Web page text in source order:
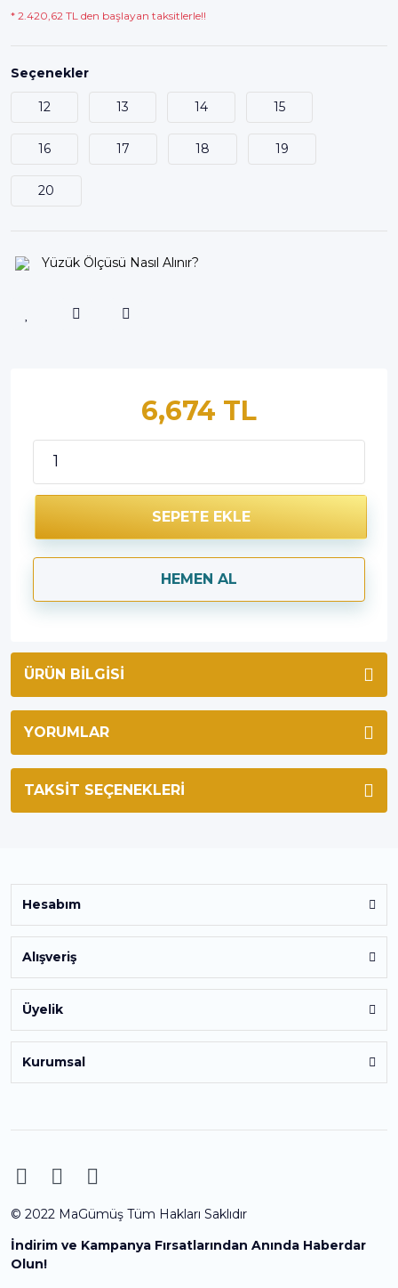
* 2.420,62 TL den başlayan taksitlerle!!
Seçenekler
12 13 14 15
16 17 18 19
20
Yüzük Ölçüsü Nasıl Alınır?
6,674 TL
SEPETE EKLE
HEMEN AL
ÜRÜN BILGISI
YORUMLAR
TAKSIT SEÇENEKLERI
Hesabım
Alışveriş
Üyelik
Kurumsal
© 2022 MaGümüş Tüm Hakları Saklıdır
İndirim ve Kampanya Fırsatlarından Anında Haberdar
Olun!